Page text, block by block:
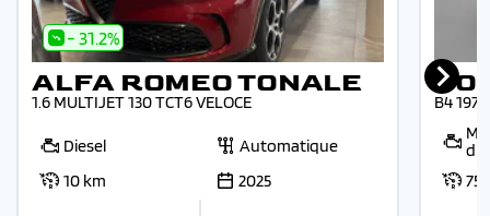
- 31.2%
ALFA ROMEO TONALE
1.6 MULTIJET 130 TCT6 VELOCE
Diesel
Automatique
10 km
2025
B4 197